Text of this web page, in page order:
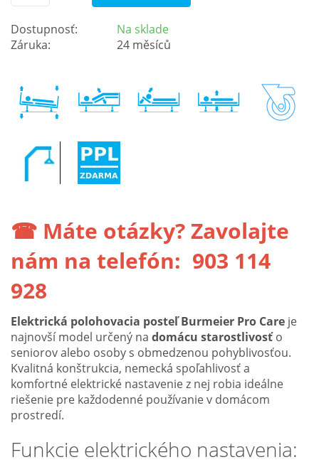
Dostupnosť:
Na sklade
Záruka:
24 měsíců
☎ Máte otázky? Zavolajte
nám na telefón: 903 114
928
Elektrická polohovacia posteľ Burmeier Pro Care je
najnovší model určený na domácu starostlivosťo
seniorov alebo osoby s obmedzenou pohyblivosťou.
Kvalitná konštrukcia, nemecká spoľahlivosť a
komfortné elektrické nastavenie z nej robia ideálne
riešenie pre každodenné používanie v domácom
prostredí.
Funkcie elektrického nastavenia: